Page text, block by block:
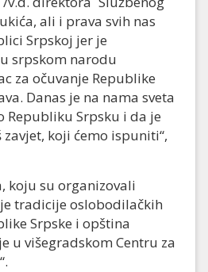
ali i prava svih nas
Srpskoj jer je
srpskom narodu
za očuvanje Republike
Danas je na nama sveta
Republiku Srpsku i da je
koji ćemo ispuniti“,
koju su organizovali
tradicije oslobodilačkih
Srpske i opština
u višegradskom Centru za